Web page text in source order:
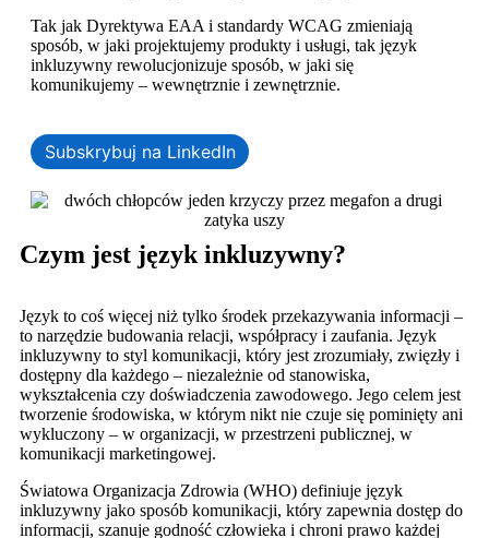
Tak jak Dyrektywa EAA i standardy WCAG zmieniają
sposób, w jaki projektujemy produkty i usługi, tak język
inkluzywny rewolucjonizuje sposób, w jaki się
komunikujemy – wewnętrznie i zewnętrznie.
Subskrybuj na LinkedIn
Czym jest język inkluzywny?
Język to coś więcej niż tylko środek przekazywania informacji –
to narzędzie budowania relacji, współpracy i zaufania. Język
inkluzywny to styl komunikacji, który jest zrozumiały, zwięzły i
dostępny dla każdego – niezależnie od stanowiska,
wykształcenia czy doświadczenia zawodowego. Jego celem jest
tworzenie środowiska, w którym nikt nie czuje się pominięty ani
wykluczony – w organizacji, w przestrzeni publicznej, w
komunikacji marketingowej.
Światowa Organizacja Zdrowia (WHO) definiuje język
inkluzywny jako sposób komunikacji, który zapewnia dostęp do
informacji, szanuje godność człowieka i chroni prawo każdej